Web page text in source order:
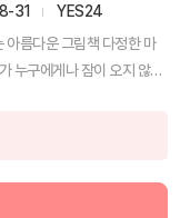
31
YES24
아름다운 그림책 다정한 마
누구에게나 잠이 오지 않는